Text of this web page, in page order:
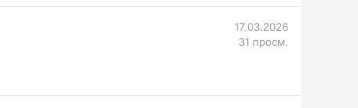
17.03.2026
31 просм.